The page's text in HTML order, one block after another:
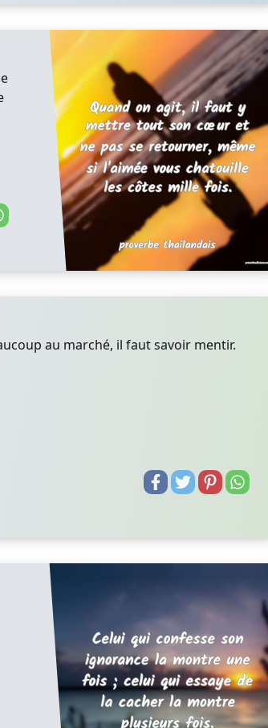
au marché, il faut savoir mentir.